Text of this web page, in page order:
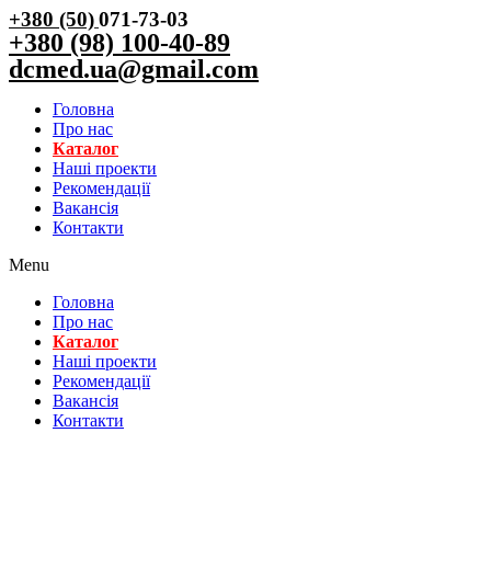
+380 (50)071-73-03
+380 (98) 100-40-89
dcmed.ua@gmail.com
Головна
Про нас
Каталог
Нашi проекти
Рекомендації
Вакансiя
Контакти
Menu
Головна
Про нас
Каталог
Нашi проекти
Рекомендації
Вакансiя
Контакти